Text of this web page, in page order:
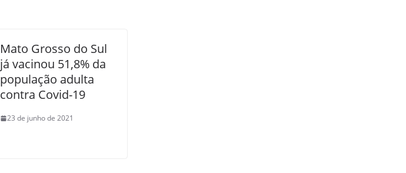
Mato Grosso do Sul
já vacinou 51,8% da
população adulta
contra Covid-19
23 de junho de 2021